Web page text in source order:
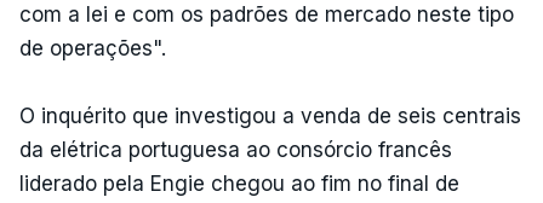
com a lei e com os padrões de mercado neste tipo
de operações".
O inquérito que investigou a venda de seis centrais
da elétrica portuguesa ao consórcio francês
liderado pela Engie chegou ao fim no final de